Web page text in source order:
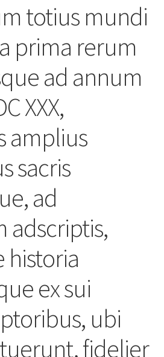
totius mundi
prima rerum
ad annum
XXX,
amplius
sacris
ad
adscriptis,
historia
ex sui
ubi
fidelier